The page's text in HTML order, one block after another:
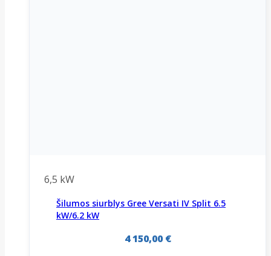
6,5 kW
Šilumos siurblys Gree Versati IV Split 6.5
kW/6.2 kW
4 150,00 €